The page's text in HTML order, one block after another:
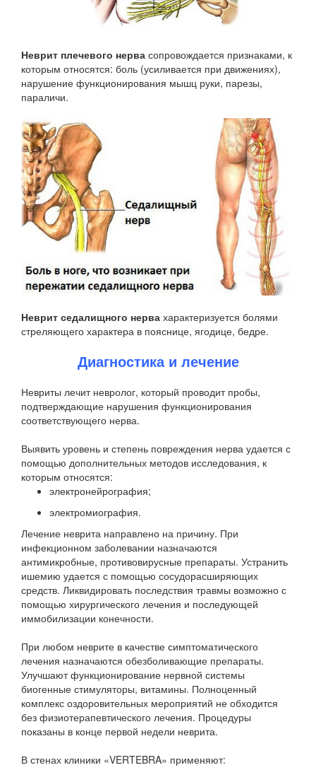
Неврит плечевого нерва сопровождается признаками, к
которым относятся: боль (усиливается при движениях),
нарушение функционирования мышц руки, парезы,
параличи.
Неврит седалищного нерва характеризуется болями
стреляющего характера в пояснице, ягодице, бедре.
Диагностика и лечение
Невриты лечит невролог, который проводит пробы,
подтверждающие нарушения функционирования
соответствующего нерва.
Выявить уровень и степень повреждения нерва удается с
помощью дополнительных методов исследования, к
которым относятся:
электронейрография;
электромиография.
Лечение неврита направлено на причину. При
инфекционном заболевании назначаются
антимикробные, противовирусные препараты. Устранить
ишемию удается с помощью сосудорасширяющих
средств. Ликвидировать последствия травмы возможно с
помощью хирургического лечения и последующей
иммобилизации конечности.
При любом неврите в качестве симптоматического
лечения назначаются обезболивающие препараты.
Улучшают функционирование нервной системы
биогенные стимуляторы, витамины. Полноценный
комплекс оздоровительных мероприятий не обходится
без физиотерапевтического лечения. Процедуры
показаны в конце первой недели неврита.
В стенах клиники «VERTEBRA» применяют: